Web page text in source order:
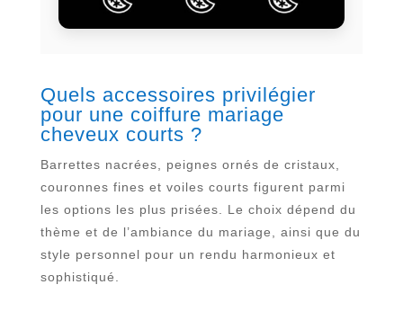
Quels accessoires privilégier
pour une coiffure mariage
cheveux courts ?
Barrettes nacrées, peignes ornés de cristaux,
couronnes fines et voiles courts figurent parmi
les options les plus prisées. Le choix dépend du
thème et de l’ambiance du mariage, ainsi que du
style personnel pour un rendu harmonieux et
sophistiqué.